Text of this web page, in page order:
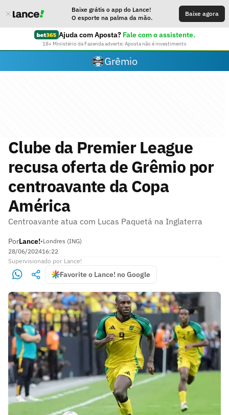
Baixe grátis o app do Lance!
O esporte na palma da mão.
Baixe agora
Ajuda com Aposta? Fale com o assistente.
18+ Ministério da Fazenda adverte: Aposta não é investimento
Grêmio
Clube da Premier League
recusa oferta de Grêmio por
centroavante da Copa
América
Centroavante atua com Lucas Paquetá na Inglaterra
PorLance!•Londres (ING)
28/06/202416:22
Supervisionado por Lance!
Favorite o Lance! no Google